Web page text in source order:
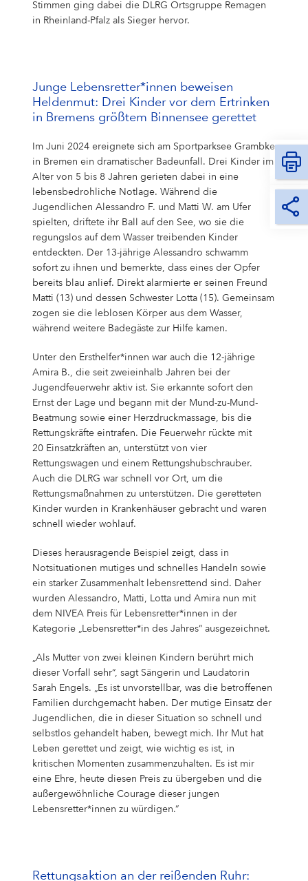
Stimmen ging dabei die DLRG Ortsgruppe Remagen
in Rheinland-Pfalz als Sieger hervor.
Junge Lebensretter*innen beweisen
Heldenmut: Drei Kinder vor dem Ertrinken
in Bremens größtem Binnensee gerettet
Im Juni 2024 ereignete sich am Sportparksee Grambke
in Bremen ein dramatischer Badeunfall. Drei Kinder im
Alter von 5 bis 8 Jahren gerieten dabei in eine
lebensbedrohliche Notlage. Während die
Jugendlichen Alessandro F. und Matti W. am Ufer
spielten, driftete ihr Ball auf den See, wo sie die
regungslos auf dem Wasser treibenden Kinder
entdeckten. Der 13-jährige Alessandro schwamm
sofort zu ihnen und bemerkte, dass eines der Opfer
bereits blau anlief. Direkt alarmierte er seinen Freund
Matti (13) und dessen Schwester Lotta (15). Gemeinsam
zogen sie die leblosen Körper aus dem Wasser,
während weitere Badegäste zur Hilfe kamen.
Unter den Ersthelfer*innen war auch die 12-jährige
Amira B., die seit zweieinhalb Jahren bei der
Jugendfeuerwehr aktiv ist. Sie erkannte sofort den
Ernst der Lage und begann mit der Mund-zu-Mund-
Beatmung sowie einer Herzdruckmassage, bis die
Rettungskräfte eintrafen. Die Feuerwehr rückte mit
20 Einsatzkräften an, unterstützt von vier
Rettungswagen und einem Rettungshubschrauber.
Auch die DLRG war schnell vor Ort, um die
Rettungsmaßnahmen zu unterstützen. Die geretteten
Kinder wurden in Krankenhäuser gebracht und waren
schnell wieder wohlauf.
Dieses herausragende Beispiel zeigt, dass in
Notsituationen mutiges und schnelles Handeln sowie
ein starker Zusammenhalt lebensrettend sind. Daher
wurden Alessandro, Matti, Lotta und Amira nun mit
dem NIVEA Preis für Lebensretter*innen in der
Kategorie „Lebensretter*in des Jahres“ ausgezeichnet.
„Als Mutter von zwei kleinen Kindern berührt mich
dieser Vorfall sehr“, sagt Sängerin und Laudatorin
Sarah Engels. „Es ist unvorstellbar, was die betroffenen
Familien durchgemacht haben. Der mutige Einsatz der
Jugendlichen, die in dieser Situation so schnell und
selbstlos gehandelt haben, bewegt mich. Ihr Mut hat
Leben gerettet und zeigt, wie wichtig es ist, in
kritischen Momenten zusammenzuhalten. Es ist mir
eine Ehre, heute diesen Preis zu übergeben und die
außergewöhnliche Courage dieser jungen
Lebensretter*innen zu würdigen.“
Rettungsaktion an der reißenden Ruhr: